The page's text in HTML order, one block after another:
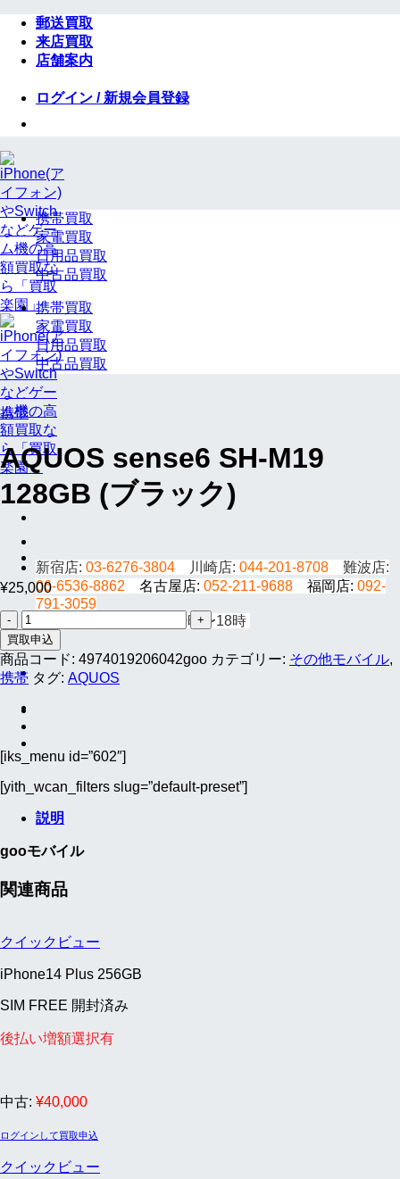
Skip
content
郵送買取
来店買取
店舗案内
ログイン / 新規会員登録
新宿店: 03-6276-3804 川崎店: 044-201-8708 難波店:
06-6536-8862
名古屋店: 052-211-9688 福岡店: 092-
791-3059
平日10時〜19時/土祝10時〜18時
携帯買取
家電買取
日用品買取
中古品買取
携帯買取
家電買取
日用品買取
中古品買取
携帯
AQUOS sense6 SH-M19
128GB (ブラック)
¥25,000
AQUOS
sense6
SH-
M19
128GB
ラ
ク)
買取申込
商品コード: 4974019206042goo カテゴリー: その他モバイル,
携帯 タグ: AQUOS
[iks_menu id=”602″]
[yith_wcan_filters slug=”default-preset”]
説明
gooモバイル
関連商品
クイックビュー
iPhone14 Plus 256GB
SIM FREE 開封済み
後払い増額選択有
中古: ¥40,000
ログインして買取申込
クイックビュー